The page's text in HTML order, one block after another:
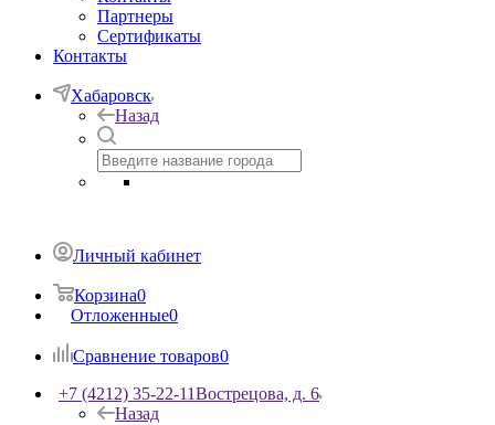
Партнеры
Сертификаты
Контакты
Хабаровск
Назад
Личный кабинет
Корзина0
Отложенные0
Сравнение товаров0
+7 (4212) 35-22-11Вострецова, д. 6
Назад